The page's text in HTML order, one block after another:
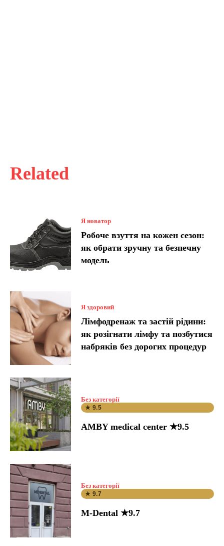
Related
Я новатор
Робоче взуття на кожен сезон:
як обрати зручну та безпечну
модель
Я здоровий
Лімфодренаж та застій рідини:
як розігнати лімфу та позбутися
набряків без дорогих процедур
Без категорії
★ 9.5
AMBY medical center ★9.5
Без категорії
★ 9.7
M-Dental ★9.7